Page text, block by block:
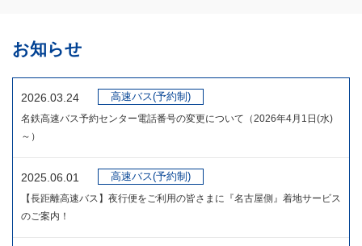
お知らせ
2026.03.24 高速バス(予約制)
名鉄高速バス予約センター電話番号の変更について（2026年4月1日(水)
～）
2025.06.01 高速バス(予約制)
【長距離高速バス】夜行便をご利用の皆さまに『名古屋側』着地サービス
のご案内！